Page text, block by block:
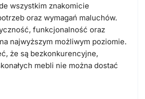
wszystkim znakomicie
oraz wymagań maluchów.
funkcjonalność oraz
najwyższym możliwym poziomie.
że są bezkonkurencyjne,
mebli nie można dostać